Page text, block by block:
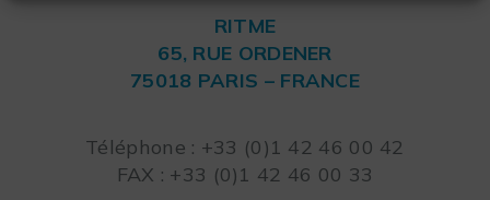
RITME
65, RUE ORDENER
75018 PARIS – FRANCE
Téléphone : +33 (0)1 42 46 00 42
FAX : +33 (0)1 42 46 00 33